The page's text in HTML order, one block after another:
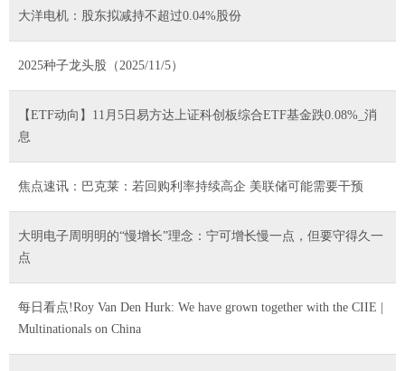
大洋电机：股东拟减持不超过0.04%股份
2025种子龙头股（2025/11/5）
【ETF动向】11月5日易方达上证科创板综合ETF基金跌0.08%_消
息
焦点速讯：巴克莱：若回购利率持续高企 美联储可能需要干预
大明电子周明明的“慢增长”理念：宁可增长慢一点，但要守得久一
点
每日看点!Roy Van Den Hurk: We have grown together with the CIIE |
Multinationals on China